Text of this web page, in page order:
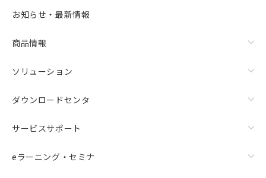
お知らせ・最新情報
商品情報
ソリューション
ダウンロードセンタ
サービスサポート
eラーニング・セミナ